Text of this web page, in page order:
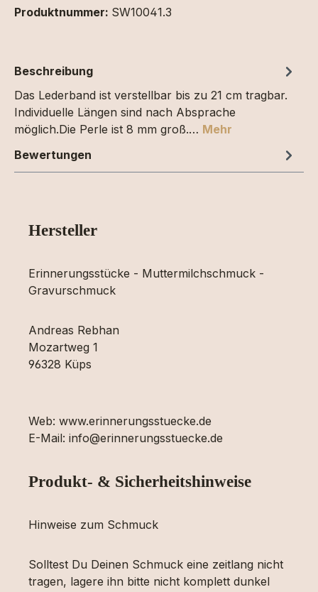
Produktnummer: SW10041.3
Beschreibung
Das Lederband ist verstellbar bis zu 21 cm tragbar.
Individuelle Längen sind nach Absprache
möglich.Die Perle ist 8 mm groß.… Mehr
Bewertungen
Hersteller
Erinnerungsstücke - Muttermilchschmuck -
Gravurschmuck
Andreas Rebhan
Mozartweg 1
96328 Küps
Web: www.erinnerungsstuecke.de
E-Mail: info@erinnerungsstuecke.de
Produkt- & Sicherheitshinweise
Hinweise zum Schmuck
Solltest Du Deinen Schmuck eine zeitlang nicht
tragen, lagere ihn bitte nicht komplett dunkel